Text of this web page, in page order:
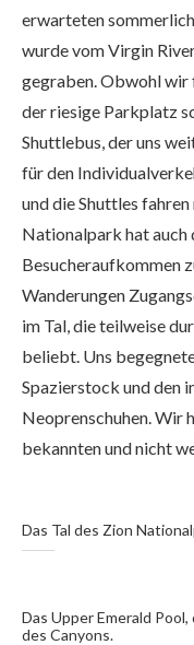
erwarteten
wurde vom Virgin
gegraben. Obwohl wir
der riesige Parkplatz
Shuttlebus, der uns
für den
und die Shuttles
Nationalpark hat auch
Besucheraufkommen
Wanderungen
im Tal, die teilweise
beliebt. Uns
Spazierstock und den
Neoprenschuhen. Wir
bekannten und nicht
Das Tal des Zion
Das Upper Emerald
des Canyons.